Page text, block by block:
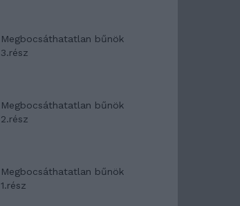
Megbocsáthatatlan bűnök
3.rész
Megbocsáthatatlan bűnök
2.rész
Megbocsáthatatlan bűnök
1.rész